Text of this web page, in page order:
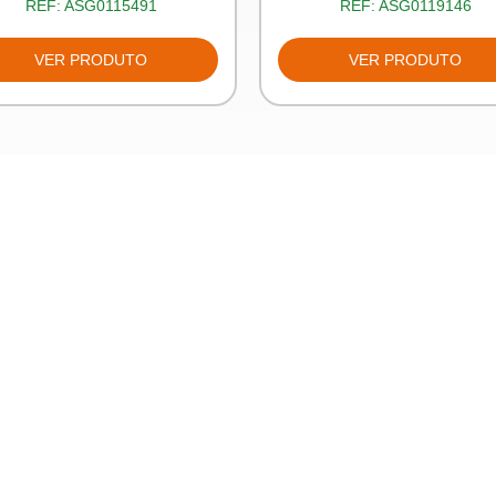
REF: ASG0115491
VER PRODUTO
REF: ASG0119146
VER PRODUTO